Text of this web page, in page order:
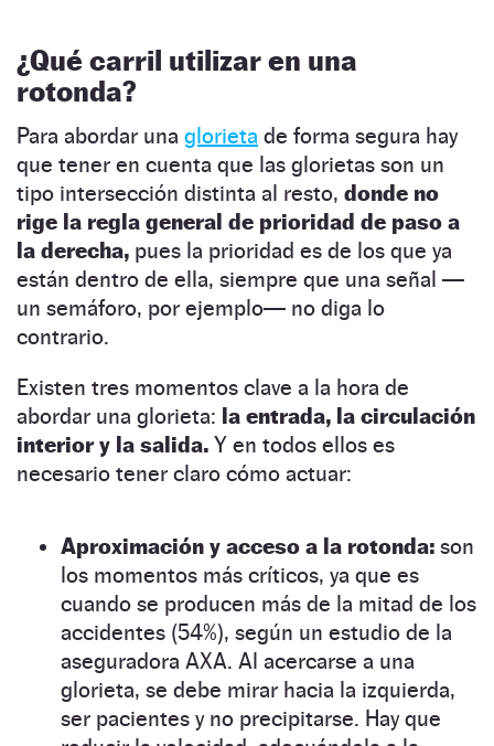
¿Qué carril utilizar en una
rotonda?
Para abordar una glorieta de forma segura hay
que tener en cuenta que las glorietas son un
tipo intersección distinta al resto, donde no
rige la regla general de prioridad de paso a
la derecha, pues la prioridad es de los que ya
están dentro de ella, siempre que una señal —
un semáforo, por ejemplo— no diga lo
contrario.
Existen tres momentos clave a la hora de
abordar una glorieta: la entrada, la circulación
interior y la salida. Y en todos ellos es
necesario tener claro cómo actuar:
Aproximación y acceso a la rotonda: son
los momentos más críticos, ya que es
cuando se producen más de la mitad de los
accidentes (54%), según un estudio de la
aseguradora AXA. Al acercarse a una
glorieta, se debe mirar hacia la izquierda,
ser pacientes y no precipitarse. Hay que